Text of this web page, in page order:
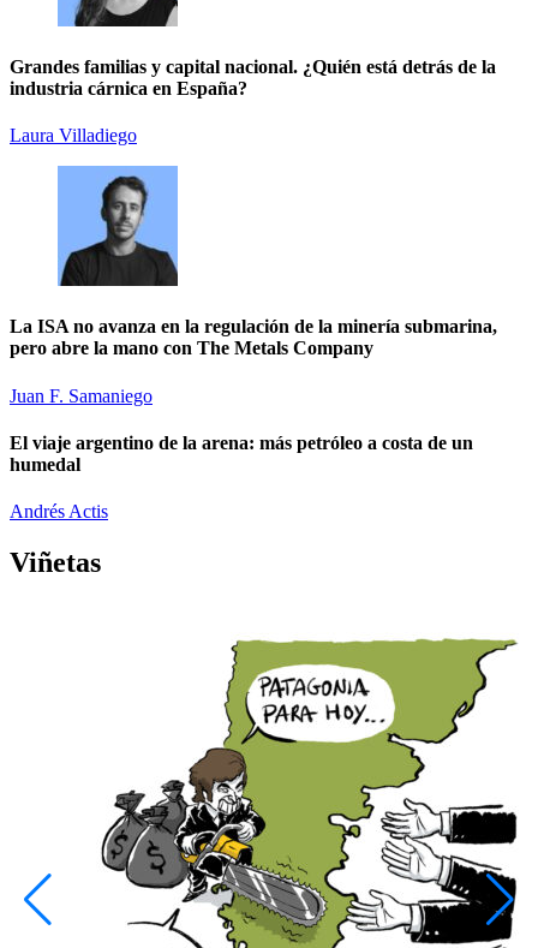
Grandes familias y capital nacional. ¿Quién está detrás de la
industria cárnica en España?
Laura Villadiego
La ISA no avanza en la regulación de la minería submarina,
pero abre la mano con The Metals Company
Juan F. Samaniego
El viaje argentino de la arena: más petróleo a costa de un
humedal
Andrés Actis
Viñetas